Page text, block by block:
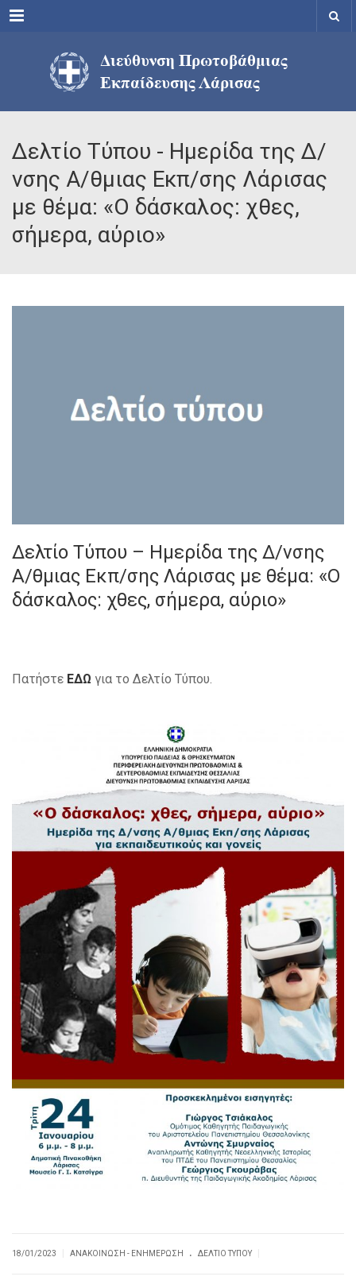
Menu
Δελτίο Τύπου - Ημερίδα της Δ/
νσης Α/θμιας Εκπ/σης Λάρισας
με θέμα: «Ο δάσκαλος: χθες,
σήμερα, αύριο»
Δελτίο Τύπου – Ημερίδα της Δ/νσης
Α/θμιας Εκπ/σης Λάρισας με θέμα: «Ο
δάσκαλος: χθες, σήμερα, αύριο»
Πατήστε ΕΔΩ για το Δελτίο Τύπου.
18/01/2023 ΑΝΑΚΟΊΝΩΣΗ - ΕΝΗΜΈΡΩΣΗ . ΔΕΛΤΊΟ ΤΎΠΟΥ